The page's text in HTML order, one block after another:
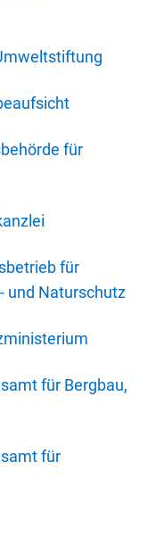
für
für
und Naturschutz
für Bergbau,
für